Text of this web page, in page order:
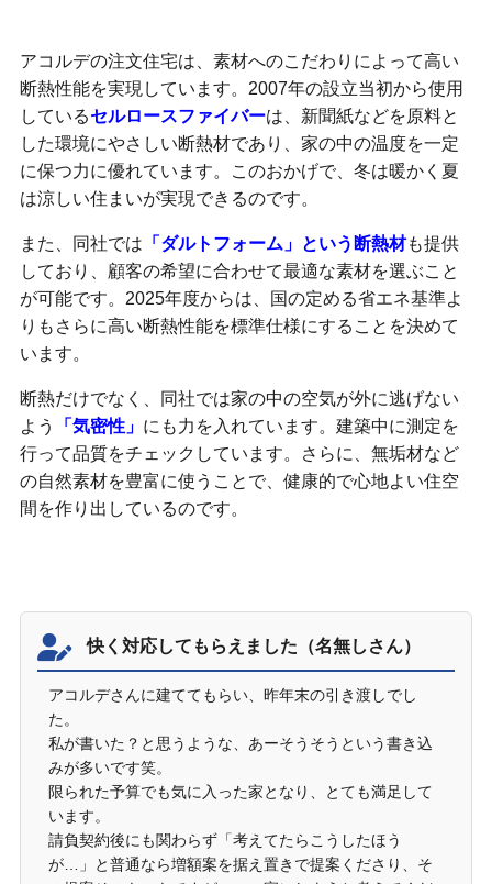
アコルデの注文住宅は、素材へのこだわりによって高い
断熱性能を実現しています。2007年の設立当初から使用
しているセルロースファイバーは、新聞紙などを原料と
した環境にやさしい断熱材であり、家の中の温度を一定
に保つ力に優れています。このおかげで、冬は暖かく夏
は涼しい住まいが実現できるのです。
また、同社では 「ダルトフォーム」という断熱材も提供
しており、顧客の希望に合わせて最適な素材を選ぶこと
が可能です。2025年度からは、国の定める省エネ基準よ
りもさらに高い断熱性能を標準仕様にすることを決めて
います。
断熱だけでなく、同社では家の中の空気が外に逃げない
よう
「気密性」 にも力を入れています。建築中に測定を
行って品質をチェックしています。さらに、無垢材など
の自然素材を豊富に使うことで、健康的で心地よい住空
間を作り出しているのです。
快く対応してもらえました（名無しさん）
アコルデさんに建ててもらい、昨年末の引き渡しでし
た。
私が書いた？と思うような、あーそうそうという書き込
みが多いです笑。
限られた予算でも気に入った家となり、とても満足して
います。
請負契約後にも関わらず「考えてたらこうしたほう
が…」と普通なら増額案を据え置きで提案くださり、そ